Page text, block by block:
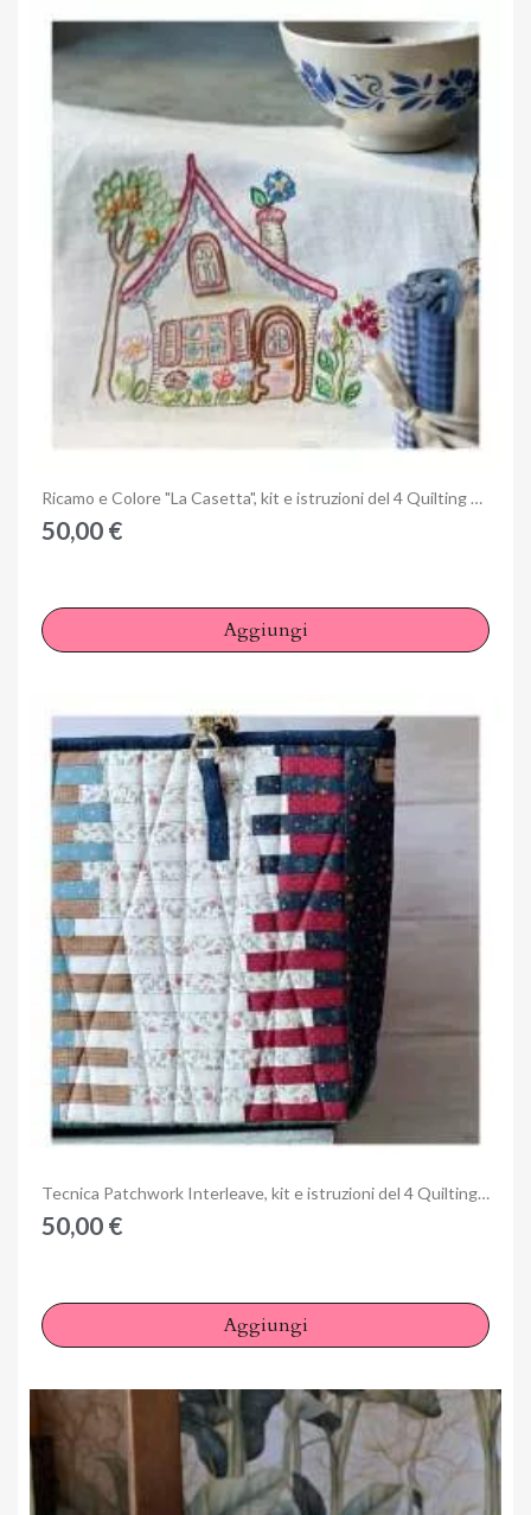
Anteprima Ricamo e Colore "La Casetta", kit e istruzioni del 4 Quilting Days di Milano
50,00 €
Aggiungi
Anteprima Tecnica Patchwork Interleave, kit e istruzioni del 4 Quilting Days di Milano
50,00 €
Aggiungi